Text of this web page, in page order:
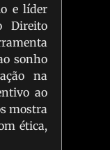
e líder
Direito
sonho
na
ao
mostra
ética,